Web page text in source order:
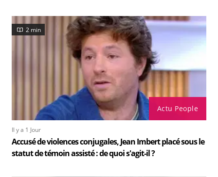
Actu People
2 min
Il y a 1 Jour
Accusé de violences conjugales, Jean Imbert placé sous le
statut de témoin assisté : de quoi s'agit-il ?